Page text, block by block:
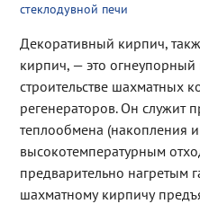
стеклодувной печи
Декоративный кирпич,
кирпич, — это
строительстве шахматных
регенераторов. Он служит
теплообмена (накопления
высокотемпературным
предварительно нагретым
шахматному кирпичу